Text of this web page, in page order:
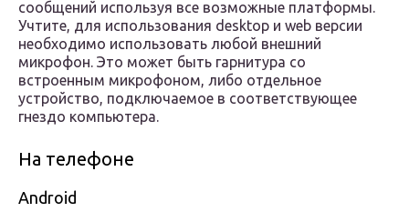
сообщений используя все возможные платформы.
Учтите, для использования desktop и web версии
необходимо использовать любой внешний
микрофон. Это может быть гарнитура со
встроенным микрофоном, либо отдельное
устройство, подключаемое в соответствующее
гнездо компьютера.
На телефоне
Android